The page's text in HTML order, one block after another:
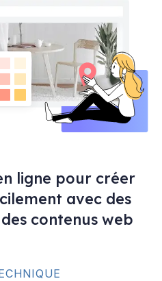
ligne pour créer
avec des
contenus web